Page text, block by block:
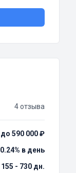
4 отзыва
590 000 ₽
в день
155 - 730 дн.